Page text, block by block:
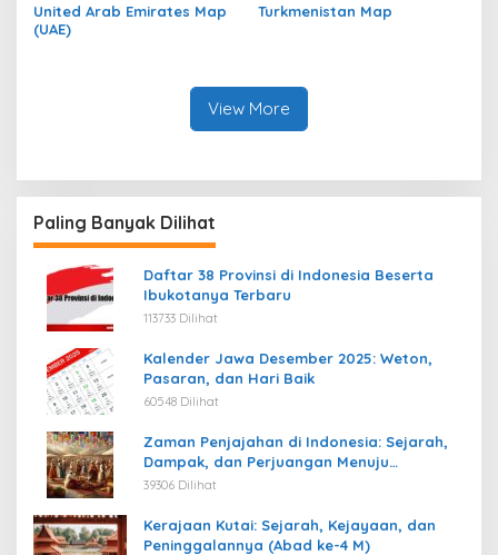
United Arab Emirates Map
(UAE)
Turkmenistan Map
View More
Paling Banyak Dilihat
Daftar 38 Provinsi di Indonesia Beserta
Ibukotanya Terbaru
113733 Dilihat
Kalender Jawa Desember 2025: Weton,
Pasaran, dan Hari Baik
60548 Dilihat
Zaman Penjajahan di Indonesia: Sejarah,
Dampak, dan Perjuangan Menuju
Kemerdekaan
39306 Dilihat
Kerajaan Kutai: Sejarah, Kejayaan, dan
Peninggalannya (Abad ke-4 M)